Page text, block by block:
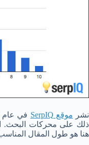
نشر موقع SerpIQ
ذلك على محركات البحث.
هنا هو طول المقال